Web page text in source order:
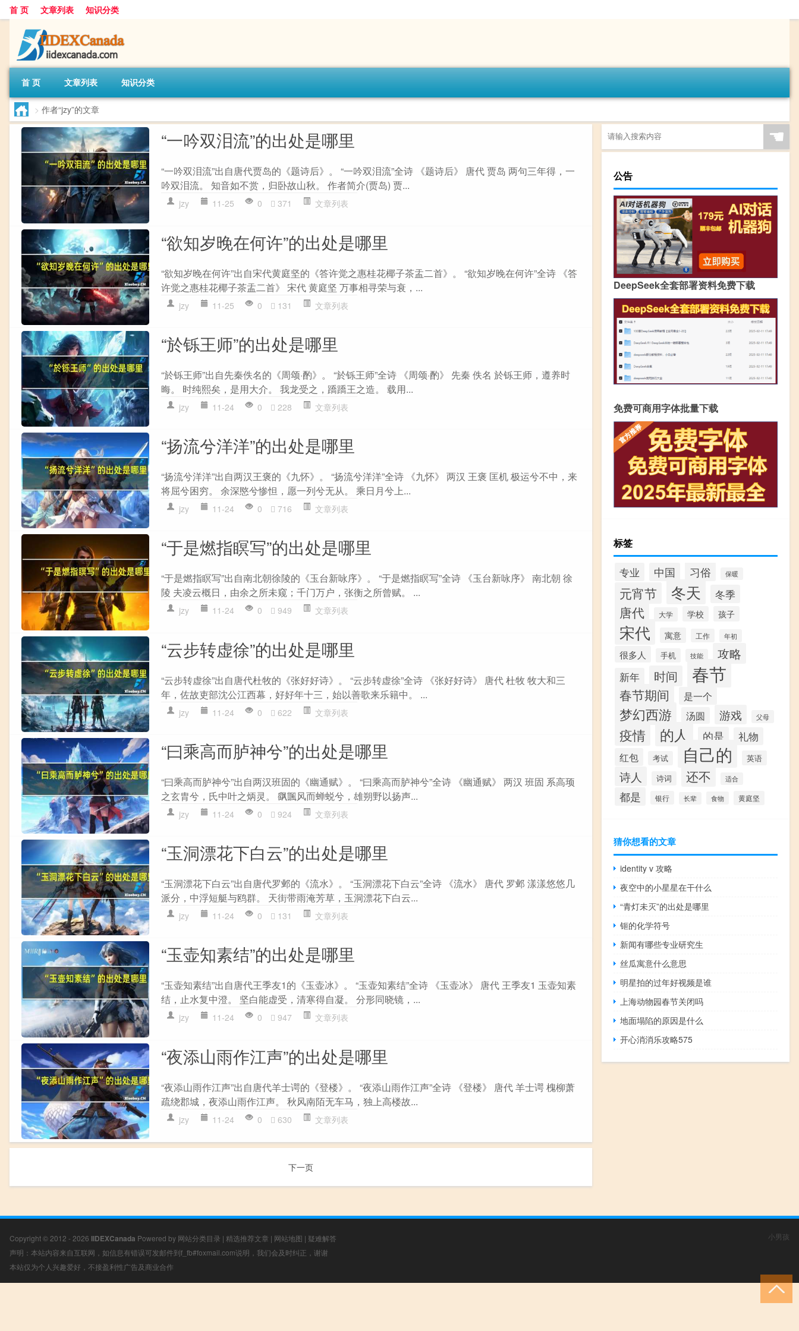
首 页 文章列表 知识分类
首 页 文章列表 知识分类
> 作者“jzy”的文章
“一吟双泪流”的出处是哪里
“一吟双泪流”出自唐代贾岛的《题诗后》。 “一吟双泪流”全诗 《题诗后》 唐代 贾岛 两句三年得，一
吟双泪流。 知音如不赏，归卧故山秋。 作者简介(贾岛) 贾...
jzy 11-25 0 371 文章列表
“欲知岁晚在何许”的出处是哪里
“欲知岁晚在何许”出自宋代黄庭坚的《答许觉之惠桂花椰子茶盂二首》。 “欲知岁晚在何许”全诗 《答
许觉之惠桂花椰子茶盂二首》 宋代 黄庭坚 万事相寻荣与衰，...
jzy 11-25 0 131 文章列表
“於铄王师”的出处是哪里
“於铄王师”出自先秦佚名的《周颂·酌》。 “於铄王师”全诗 《周颂·酌》 先秦 佚名 於铄王师，遵养时
晦。 时纯熙矣，是用大介。 我龙受之，蹻蹻王之造。 载用...
jzy 11-24 0 228 文章列表
“扬流兮洋洋”的出处是哪里
“扬流兮洋洋”出自两汉王褒的《九怀》。 “扬流兮洋洋”全诗 《九怀》 两汉 王褒 匡机 极运兮不中，来
将屈兮困穷。 余深愍兮惨怛，愿一列兮无从。 乘日月兮上...
jzy 11-24 0 716 文章列表
“于是燃指瞑写”的出处是哪里
“于是燃指瞑写”出自南北朝徐陵的《玉台新咏序》。 “于是燃指瞑写”全诗 《玉台新咏序》 南北朝 徐
陵 夫凌云概日，由余之所未窥；千门万户，张衡之所曾赋。 ...
jzy 11-24 0 949 文章列表
“云步转虚徐”的出处是哪里
“云步转虚徐”出自唐代杜牧的《张好好诗》。 “云步转虚徐”全诗 《张好好诗》 唐代 杜牧 牧大和三
年，佐故吏部沈公江西幕，好好年十三，始以善歌来乐籍中。 ...
jzy 11-24 0 622 文章列表
“曰乘高而胪神兮”的出处是哪里
“曰乘高而胪神兮”出自两汉班固的《幽通赋》。 “曰乘高而胪神兮”全诗 《幽通赋》 两汉 班固 系高顼
之玄胄兮，氏中叶之炳灵。 飖颽风而蝉蜕兮，雄朔野以扬声...
jzy 11-24 0 924 文章列表
“玉洞漂花下白云”的出处是哪里
“玉洞漂花下白云”出自唐代罗邺的《流水》。 “玉洞漂花下白云”全诗 《流水》 唐代 罗邺 漾漾悠悠几
派分，中浮短艇与鸥群。 天街带雨淹芳草，玉洞漂花下白云...
jzy 11-24 0 131 文章列表
“玉壶知素结”的出处是哪里
“玉壶知素结”出自唐代王季友1的《玉壶冰》。 “玉壶知素结”全诗 《玉壶冰》 唐代 王季友1 玉壶知素
结，止水复中澄。 坚白能虚受，清寒得自凝。 分形同晓镜，...
jzy 11-24 0 947 文章列表
“夜添山雨作江声”的出处是哪里
“夜添山雨作江声”出自唐代羊士谔的《登楼》。 “夜添山雨作江声”全诗 《登楼》 唐代 羊士谔 槐柳萧
疏绕郡城，夜添山雨作江声。 秋风南陌无车马，独上高楼故...
jzy 11-24 0 630 文章列表
下一页
☚
公告
DeepSeek全套部署资料免费下载
免费可商用字体批量下载
标签
专业 中国 习俗 保暖
元宵节 冬天 冬季
唐代 大学 学校 孩子
宋代 寓意 工作 年初
很多人 手机 技能 攻略
新年 时间 春节
春节期间 是一个
梦幻西游 汤圆 游戏 父母
疫情 的人 的是
礼物
红包
考试 自己的 英语
诗人 诗词 还不 适合
都是 银行 长辈 食物 黄庭坚
猜你想看的文章
identity v 攻略
夜空中的小星星在干什么
“青灯未灭”的出处是哪里
钷的化学符号
新闻有哪些专业研究生
丝瓜寓意什么意思
明星拍的过年好视频是谁
上海动物园春节关闭吗
地面塌陷的原因是什么
开心消消乐攻略575
Copyright © 2012 - 2026 IIDEXCanada Powered by 网站分类目录 | 精选推荐文章 | 网站地图 | 疑难解答
声明：本站内容来自互联网，如信息有错误可发邮件到f_fb#foxmail.com说明，我们会及时纠正，谢谢
本站仅为个人兴趣爱好，不接盈利性广告及商业合作
小男孩